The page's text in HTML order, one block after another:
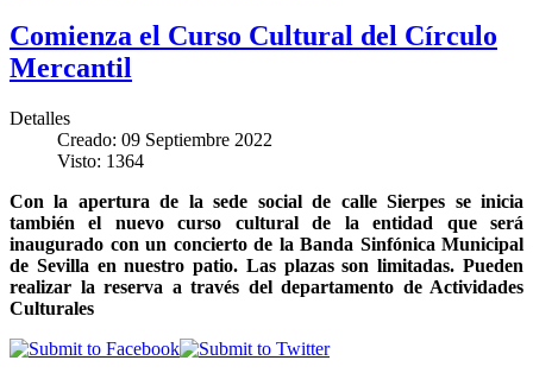
Comienza el Curso Cultural del Círculo
Mercantil
Detalles
Creado: 09 Septiembre 2022
Visto: 1364
Con la apertura de la sede social de calle Sierpes se inicia
también el nuevo curso cultural de la entidad que será
inaugurado con un concierto de la Banda Sinfónica Municipal
de Sevilla en nuestro patio. Las plazas son limitadas. Pueden
realizar la reserva a través del departamento de Actividades
Culturales